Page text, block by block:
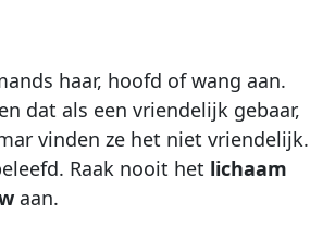
haar, hoofd of wang aan.
dat als een vriendelijk gebaar,
vinden ze het niet vriendelijk.
Raak nooit het lichaam
aan.